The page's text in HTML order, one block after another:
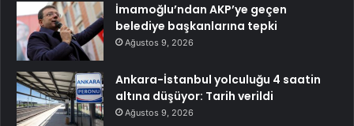
İmamoğlu’ndan AKP’ye geçen
belediye başkanlarına tepki
Ağustos 9, 2026
Ankara-İstanbul yolculuğu 4 saatin
altına düşüyor: Tarih verildi
Ağustos 9, 2026